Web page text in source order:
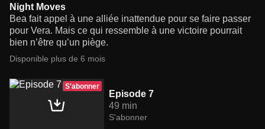
Night Moves
Bea fait appel à une alliée inattendue pour se faire passer
pour Vera. Mais ce qui ressemble à une victoire pourrait
bien n’être qu’un piège.
Disponible plus de 6 mois
S'abonner
Episode 7
49 min
S'abonner